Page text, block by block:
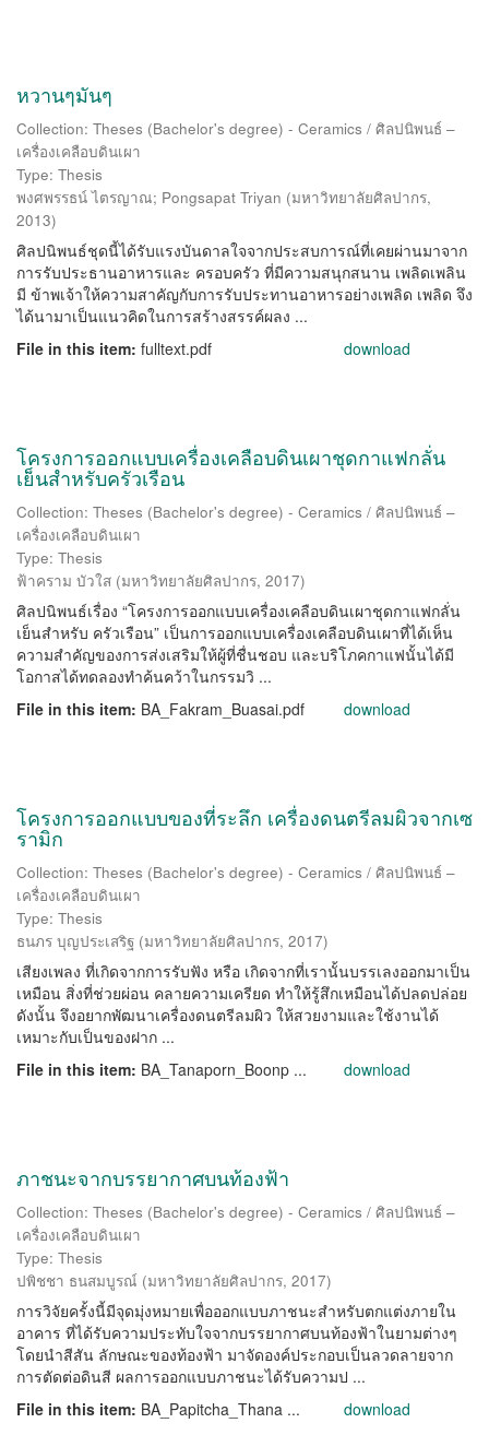
หวานๆมันๆ
Collection: Theses (Bachelor's degree) - Ceramics / ศิลปนิพนธ์ –
เครื่องเคลือบดินเผา
Type: Thesis
พงศพรรธน์ ไตรญาณ; Pongsapat Triyan (มหาวิทยาลัยศิลปากร,
2013)
ศิลปนิพนธ์ชุดนี้ได้รับแรงบันดาลใจจากประสบการณ์ที่เคยผ่านมาจาก
การรับประธานอาหารและ ครอบครัว ที่มีความสนุกสนาน เพลิดเพลิน
มี ข้าพเจ้าให้ความสาคัญกับการรับประทานอาหารอย่างเพลิด เพลิด จึง
ได้นามาเป็นแนวคิดในการสร้างสรรค์ผลง ...
File in this item: fulltext.pdf download
โครงการออกแบบเครื่องเคลือบดินเผาชุดกาแฟกลั่น
เย็นสำหรับครัวเรือน
Collection: Theses (Bachelor's degree) - Ceramics / ศิลปนิพนธ์ –
เครื่องเคลือบดินเผา
Type: Thesis
ฟ้าคราม บัวใส (มหาวิทยาลัยศิลปากร, 2017)
ศิลปนิพนธ์เรื่อง “โครงการออกแบบเครื่องเคลือบดินเผาชุดกาแฟกลั่น
เย็นสำหรับ ครัวเรือน” เป็นการออกแบบเครื่องเคลือบดินเผาที่ได้เห็น
ความสำคัญของการส่งเสริมให้ผู้ที่ชื่นชอบ และบริโภคกาแฟนั้นได้มี
โอกาสได้ทดลองทำค้นคว้าในกรรมวิ ...
File in this item: BA_Fakram_Buasai.pdf download
โครงการออกแบบของที่ระลึก เครื่องดนตรีลมผิวจากเซ
รามิก
Collection: Theses (Bachelor's degree) - Ceramics / ศิลปนิพนธ์ –
เครื่องเคลือบดินเผา
Type: Thesis
ธนภร บุญประเสริฐ (มหาวิทยาลัยศิลปากร, 2017)
เสียงเพลง ที่เกิดจากการรับฟัง หรือ เกิดจากที่เรานั้นบรรเลงออกมาเป็น
เหมือน สิ่งที่ช่วยผ่อน คลายความเครียด ทำให้รู้สึกเหมือนได้ปลดปล่อย
ดังนั้น จึงอยากพัฒนาเครื่องดนตรีลมผิว ให้สวยงามและใช้งานได้
เหมาะกับเป็นของฝาก ...
File in this item: BA_Tanaporn_Boonp ... download
ภาชนะจากบรรยากาศบนท้องฟ้า
Collection: Theses (Bachelor's degree) - Ceramics / ศิลปนิพนธ์ –
เครื่องเคลือบดินเผา
Type: Thesis
ปพิชชา ธนสมบูรณ์ (มหาวิทยาลัยศิลปากร, 2017)
การวิจัยครั้งนี้มีจุดมุ่งหมายเพื่อออกแบบภาชนะสำหรับตกแต่งภายใน
อาคาร ที่ได้รับความประทับใจจากบรรยากาศบนท้องฟ้าในยามต่างๆ
โดยนำสีสัน ลักษณะของท้องฟ้า มาจัดองค์ประกอบเป็นลวดลายจาก
การตัดต่อดินสี ผลการออกแบบภาชนะได้รับความป ...
File in this item: BA_Papitcha_Thana ... download